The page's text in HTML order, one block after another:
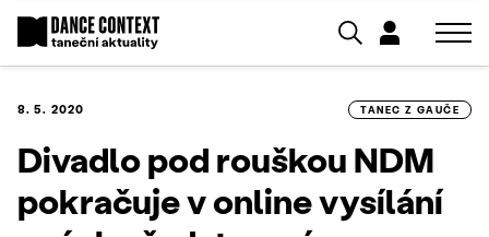
8. 5. 2020 TANEC Z GAUČE
Divadlo pod rouškou NDM
pokračuje v online vysílání